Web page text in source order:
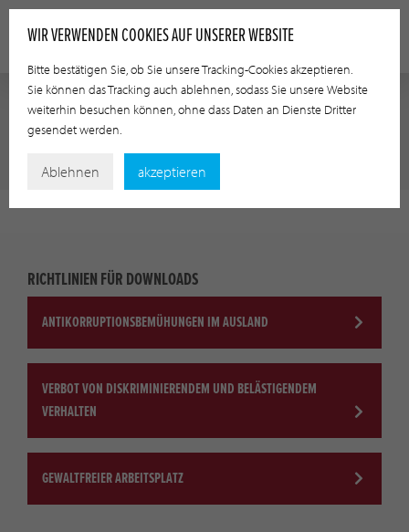
ETHISCHE GRUNDSÄTZE
RICHTLINIEN FÜR DOWNLOADS
ANTIKORRUPTIONSBEMÜHUNGEN IM AUSLAND
VERBOT VON DISKRIMINIERENDEM UND BELÄSTIGENDEM
VERHALTEN
GEWALTFREIER ARBEITSPLATZ
WIR VERWENDEN COOKIES AUF UNSERER WEBSITE
Bitte bestätigen Sie, ob Sie unsere Tracking-Cookies akzeptieren.
Sie können das Tracking auch ablehnen, sodass Sie unsere Website
weiterhin besuchen können, ohne dass Daten an Dienste Dritter
gesendet werden.
Ablehnen akzeptieren